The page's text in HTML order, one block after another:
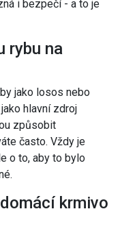
i bezpečí - a to je
rybu na
jako losos nebo
hlavní zdroj
způsobit
často. Vždy je
o to, aby to bylo
krmivo